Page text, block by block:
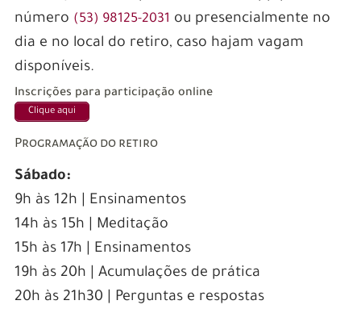
número (53) 98125-2031 ou presencialmente no
dia e no local do retiro, caso hajam vagam
disponíveis.
Inscrições para participação online
Clique aqui
Programação do retiro
Sábado:
9h às 12h | Ensinamentos
14h às 15h | Meditação
15h às 17h | Ensinamentos
19h às 20h | Acumulações de prática
20h às 21h30 | Perguntas e respostas